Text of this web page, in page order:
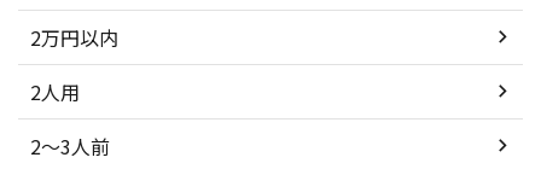
2万円以内
2人用
2～3人前